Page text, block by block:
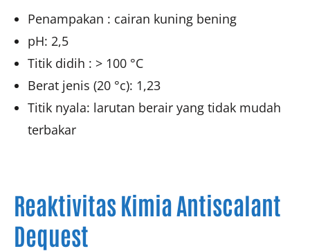
Penampakan : cairan kuning bening
pH: 2,5
Titik didih : > 100 °C
Berat jenis (20 °c): 1,23
Titik nyala: larutan berair yang tidak mudah
terbakar
Reaktivitas Kimia Antiscalant
Dequest